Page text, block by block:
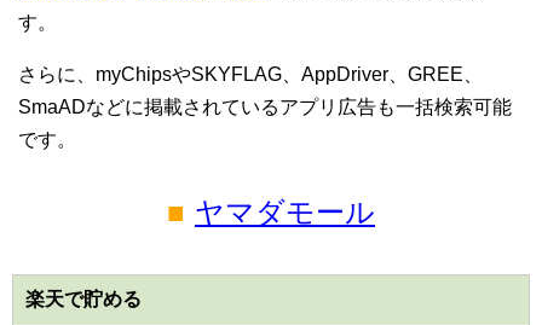
す。
さらに、myChipsやSKYFLAG、AppDriver、GREE、
SmaADなどに掲載されているアプリ広告も一括検索可能
です。
■ ヤマダモール
楽天で貯める